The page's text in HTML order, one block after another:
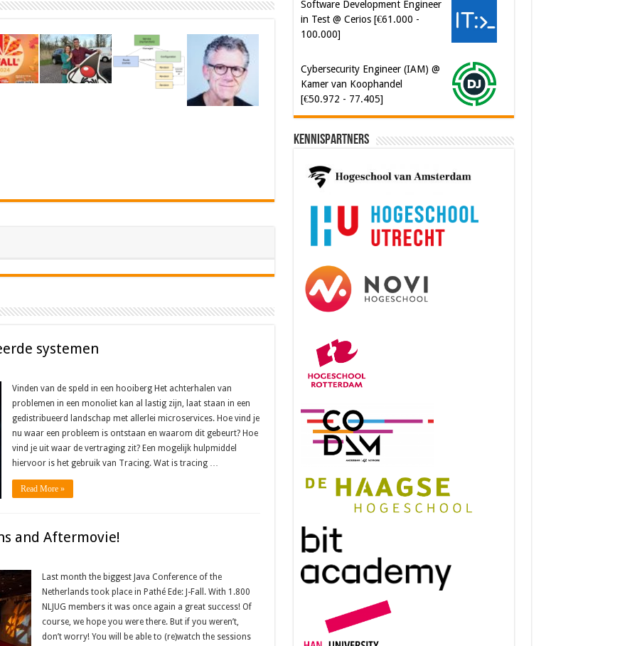
systemen
Vinden van de speld in een hooiberg Het achterhalen van
problemen in een monoliet kan al lastig zijn, laat staan in een
gedistribueerd landschap met allerlei microservices. Hoe vind je
nu waar een probleem is ontstaan en waarom dit gebeurt? Hoe
vind je uit waar de vertraging zit? Een mogelijk hulpmiddel
hiervoor is het gebruik van Tracing. Wat is tracing …
Read More »
and Aftermovie!
Last month the biggest Java Conference of the
Netherlands took place in Pathé Ede: J-Fall. With 1.800
NLJUG members it was once again a great success! Of
course, we hope you were there. But if you weren’t,
don’t worry! You will be able to (re)watch the sessions
Software Development Engineer
in Test @ Cerios [€61.000 -
100.000]
Cybersecurity Engineer (IAM) @
Kamer van Koophandel
[€50.972 - 77.405]
Kennispartners